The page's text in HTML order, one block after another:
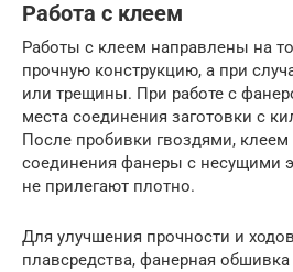
Работа с клеем
Работы с клеем направлены на
прочную конструкцию, а при
или трещины. При работе с
места соединения заготовки с
После пробивки гвоздями,
соединения фанеры с несущими
не прилегают плотно.
Для улучшения прочности и
плавсредства, фанерная обшивка